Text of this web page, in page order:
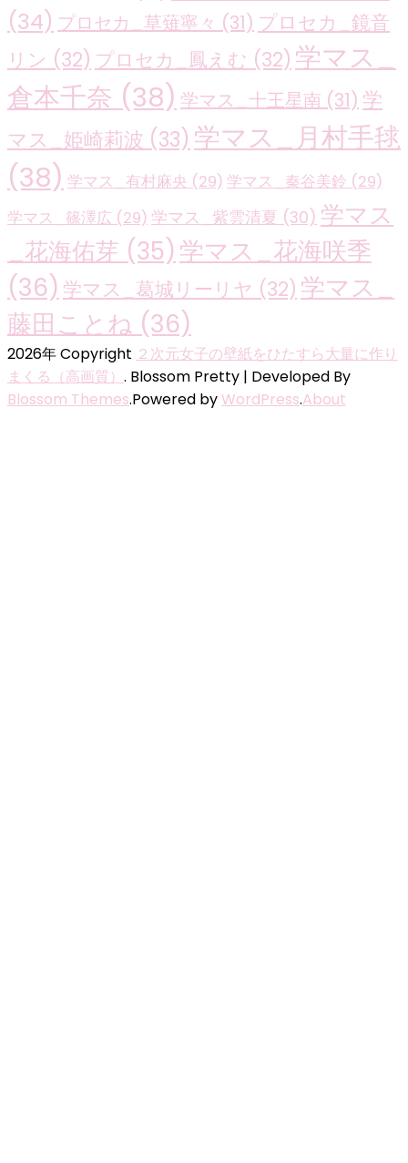
(34) プロセカ_草薙寧々 (31) プロセカ_鏡音
リン (32) プロセカ_鳳えむ (32) 学マス_
倉本千奈 (38) 学マス_十王星南 (31) 学
マス_姫崎莉波 (33) 学マス_月村手毬
(38) 学マス_有村麻央 (29) 学マス_秦谷美鈴 (29)
学マス_篠澤広 (29) 学マス_紫雲清夏 (30) 学マス
_花海佑芽 (35) 学マス_花海咲季
(36) 学マス_葛城リーリヤ (32) 学マス_
藤田ことね (36)
2026年 Copyright ２次元女子の壁紙をひたすら大量に作り
まくる（高画質） . Blossom Pretty | Developed By
Blossom Themes.Powered byWordPress.About